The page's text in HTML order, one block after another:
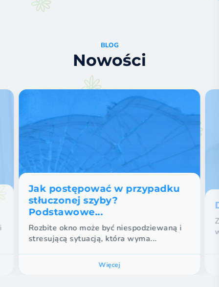
przyjedziemy do Ciebie na wizytę :)
BLOG
Nowości
Jak postępować w przypadku
stłuczonej szyby?
Podstawowe...
Rozbite okno może być niespodziewaną i
stresującą sytuacją, która wyma...
Więcej